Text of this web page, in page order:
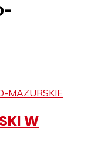
MAZURSKIE
W